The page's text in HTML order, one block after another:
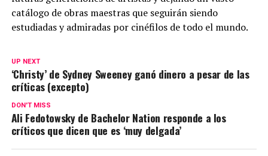
catálogo de obras maestras que seguirán siendo
estudiadas y admiradas por cinéfilos de todo el mundo.
UP NEXT
‘Christy’ de Sydney Sweeney ganó dinero a pesar de las
críticas (excepto)
DON'T MISS
Ali Fedotowsky de Bachelor Nation responde a los
críticos que dicen que es ‘muy delgada’